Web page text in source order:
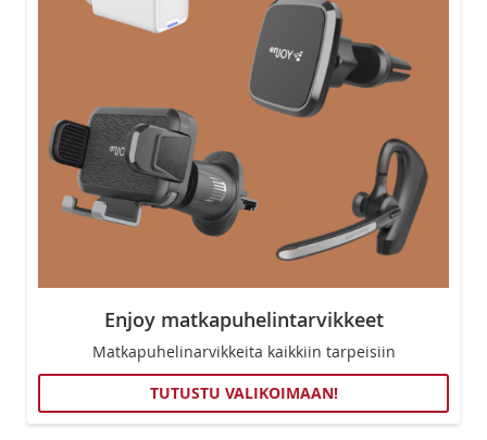
Enjoy matkapuhelintarvikkeet
Matkapuhelinarvikkeita kaikkiin tarpeisiin
TUTUSTU VALIKOIMAAN!